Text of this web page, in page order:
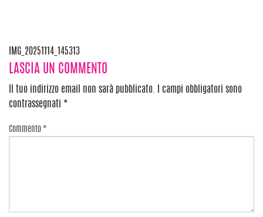
Navigazione
articoli
IMG_20251114_145313
LASCIA UN COMMENTO
Il tuo indirizzo email non sarà pubblicato.
I campi obbligatori sono
contrassegnati *
Commento *